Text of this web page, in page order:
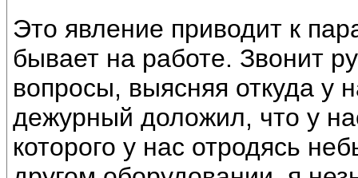
Это явление приводит к
бывает на работе. Звонит
вопросы, выясняя откуда у
дежурный доложил, что у
которого у нас отродясь